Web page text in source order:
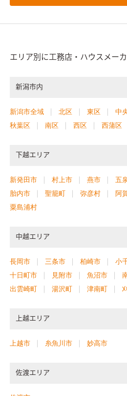
エリア別に工務店・ハウスメー
新潟市内
新潟市全域 北区 東区 中
秋葉区
南区 西区 西蒲区
下越エリア
新発田市 村上市 燕市 五
胎内市
聖籠町 弥彦村 阿
粟島浦村
中越エリア
長岡市 三条市 柏崎市 小
十日町市
見附市 魚沼市
出雲崎町
湯沢町 津南町
上越エリア
上越市 糸魚川市 妙高市
佐渡エリア